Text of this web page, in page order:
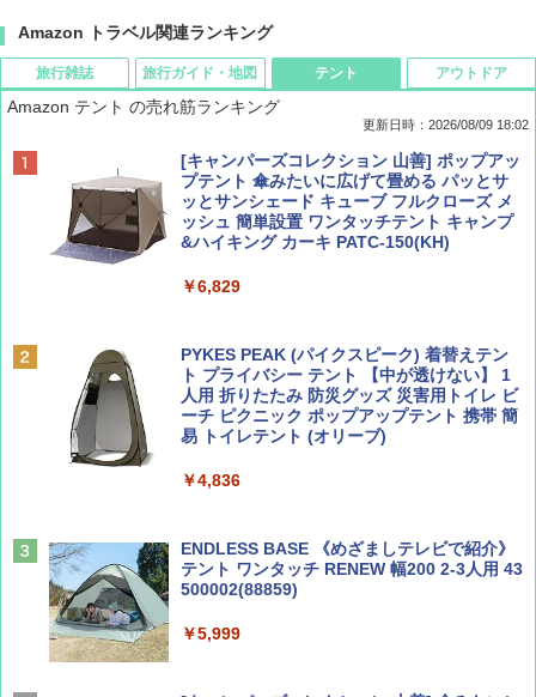
Amazon トラベル関連ランキング
旅行雑誌
BE-PAL(ビ-パル) 2026年 9 月号【特別付録:
SOTO ミニマル"旅"財布 ランダム2種】
￥1,500
￥713
旅行ガイド・地図
地球の歩き方 スター・ウォーズ
￥2,695
￥2,079
球の歩き方A ヨーロッパ
ァキア 2026～2027 地球の歩き方A ヨーロッ
テント
Amazon テント の売れ筋ランキング
更新日時：2026/08/09 18:02
[キャンパーズコレクション 山善] ポップアッ
プテント 傘みたいに広げて畳める パッとサ
ッとサンシェード キューブ フルクローズ メ
ッシュ 簡単設置 ワンタッチテント キャンプ
&ハイキング カーキ PATC-150(KH)
￥6,829
PYKES PEAK (パイクスピーク) 着替えテン
ト プライバシー テント 【中が透けない】 1
人用 折りたたみ 防災グッズ 災害用トイレ ビ
ーチ ピクニック ポップアップテント 携帯 簡
易 トイレテント (オリーブ)
￥4,836
ENDLESS BASE 《めざましテレビで紹介》
テント ワンタッチ RENEW 幅200 2-3人用 43
500002(88859)
￥5,999
アウトドア